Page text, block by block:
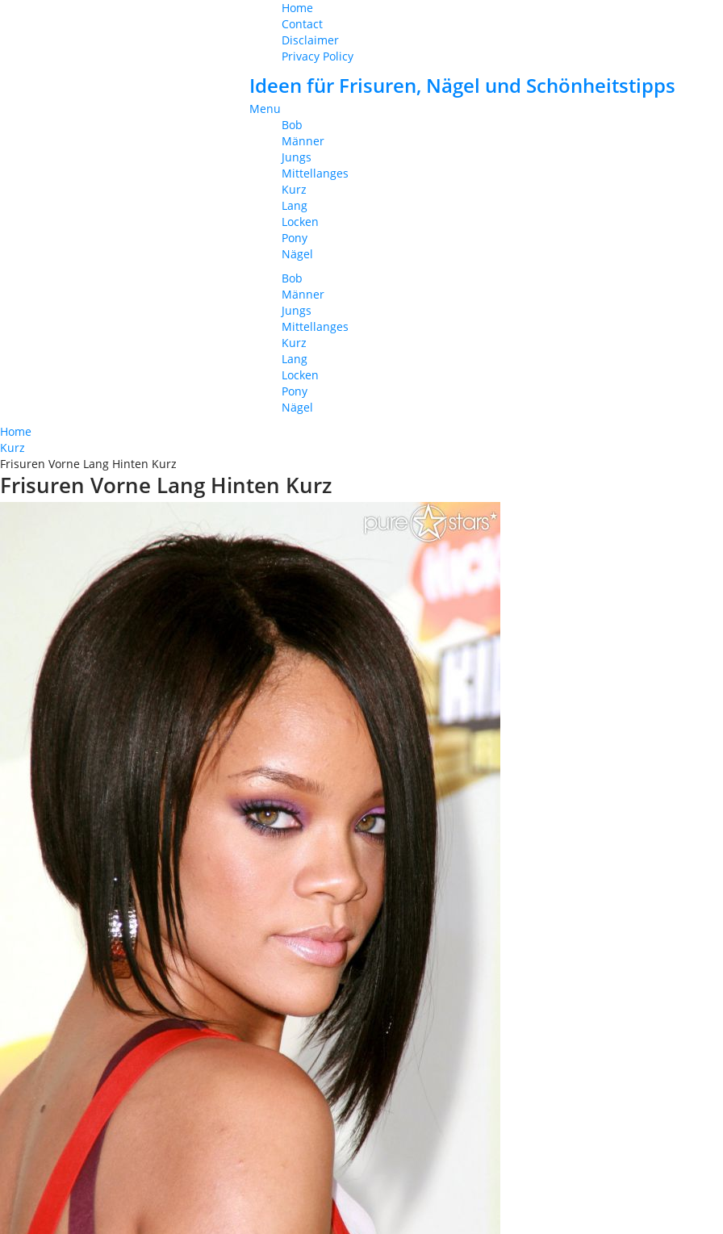
Home
Contact
Disclaimer
Privacy Policy
Ideen für Frisuren, Nägel und Schönheitstipps
Menu
Bob
Männer
Jungs
Mittellanges
Kurz
Lang
Locken
Pony
Nägel
Bob
Männer
Jungs
Mittellanges
Kurz
Lang
Locken
Pony
Nägel
Home
Kurz
Frisuren Vorne Lang Hinten Kurz
Frisuren Vorne Lang Hinten Kurz